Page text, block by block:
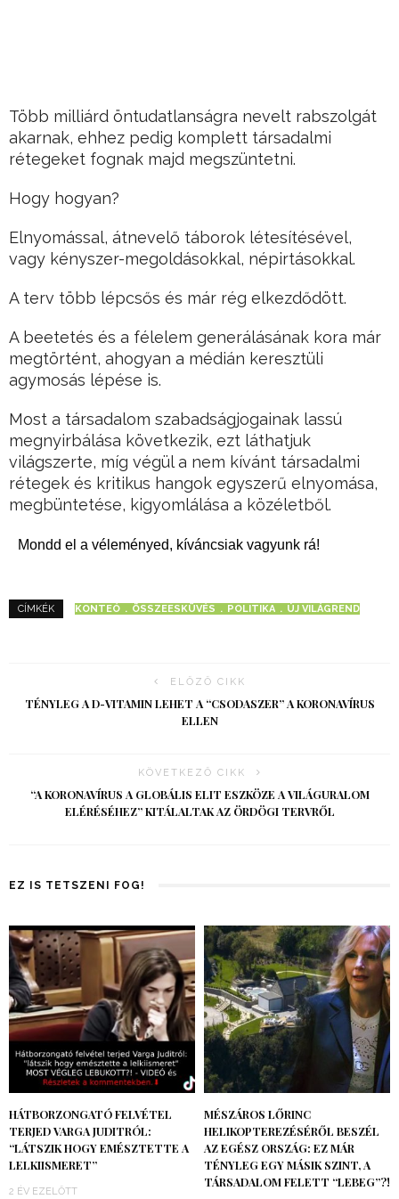
Több milliárd öntudatlanságra nevelt rabszolgát
akarnak, ehhez pedig komplett társadalmi
rétegeket fognak majd megszüntetni.
Hogy hogyan?
Elnyomással, átnevelő táborok létesítésével,
vagy kényszer-megoldásokkal, népirtásokkal.
A terv több lépcsős és már rég elkezdődött.
A beetetés és a félelem generálásának kora már
megtörtént, ahogyan a médián keresztüli
agymosás lépése is.
Most a társadalom szabadságjogainak lassú
megnyirbálása következik, ezt láthatjuk
világszerte, míg végül a nem kívánt társadalmi
rétegek és kritikus hangok egyszerű elnyomása,
megbüntetése, kigyomlálása a közéletből.
Mondd el a véleményed, kíváncsiak vagyunk rá!
CÍMKÉK KONTEÓ ÖSSZEESKÜVÉS POLITIKA ÚJ VILÁGREND
ELŐZŐ CIKK
TÉNYLEG A D-VITAMIN LEHET A “CSODASZER” A KORONAVÍRUS
ELLEN
KÖVETKEZŐ CIKK
“A KORONAVÍRUS A GLOBÁLIS ELIT ESZKÖZE A VILÁGURALOM
ELÉRÉSÉHEZ” KITÁLALTAK AZ ÖRDÖGI TERVRŐL
EZ IS TETSZENI FOG!
HÁTBORZONGATÓ FELVÉTEL
TERJED VARGA JUDITRÓL:
“LÁTSZIK HOGY EMÉSZTETTE A
LELKIISMERET”
2 ÉV EZELŐTT
MÉSZÁROS LŐRINC
HELIKOPTEREZÉSÉRŐL BESZÉL
AZ EGÉSZ ORSZÁG: EZ MÁR
TÉNYLEG EGY MÁSIK SZINT, A
TÁRSADALOM FELETT “LEBEG”?!